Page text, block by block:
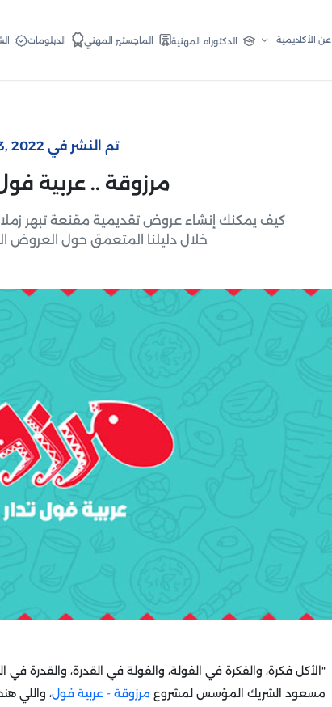
عن الأكاديمية الدكتوراه المهنية الماجستير المهني الدبلومات
تم النشر في August 23, 2022
مرزوقة .. عربية
كيف يمكنك إنشاء عروض تقديمية مقنعة تبهر
خلال دليلنا المتعمق حول العروض
"الأكل فكرة، والفكرة في الفولة، والفولة في القدرة، والقدرة في
مسعود الشريك المؤسس لمشروع مرزوقة - عربية فول، واللي